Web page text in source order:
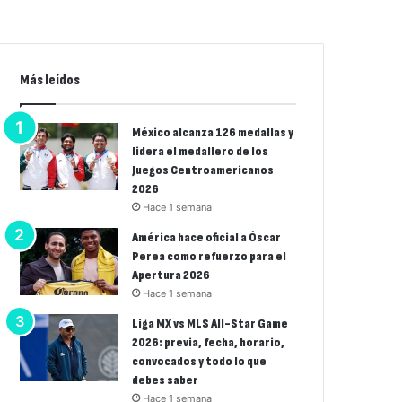
Más leídos
México alcanza 126 medallas y
lidera el medallero de los
Juegos Centroamericanos
2026
Hace 1 semana
América hace oficial a Óscar
Perea como refuerzo para el
Apertura 2026
Hace 1 semana
Liga MX vs MLS All-Star Game
2026: previa, fecha, horario,
convocados y todo lo que
debes saber
Hace 1 semana